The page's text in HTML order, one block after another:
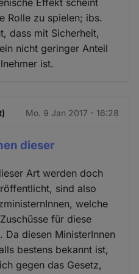
Rolle zu spielen; ibs.
dass mit Sicherheit,
nicht geringer Anteil
ist.
Mo. 9 Jan 2017 - 16:28
dieser
Art werden doch
sind also
welche
für diese
Da diesen MinisterInnen
bestens bekannt ist,
gegen das Gesetz,